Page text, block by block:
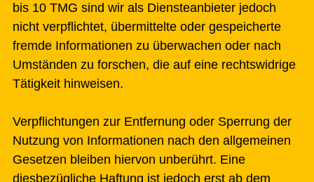
bis 10 TMG sind wir als Diensteanbieter jedoch
nicht verpflichtet, übermittelte oder gespeicherte
fremde Informationen zu überwachen oder nach
Umständen zu forschen, die auf eine rechtswidrige
Tätigkeit hinweisen.
Verpflichtungen zur Entfernung oder Sperrung der
Nutzung von Informationen nach den allgemeinen
Gesetzen bleiben hiervon unberührt. Eine
diesbezügliche Haftung ist jedoch erst ab dem